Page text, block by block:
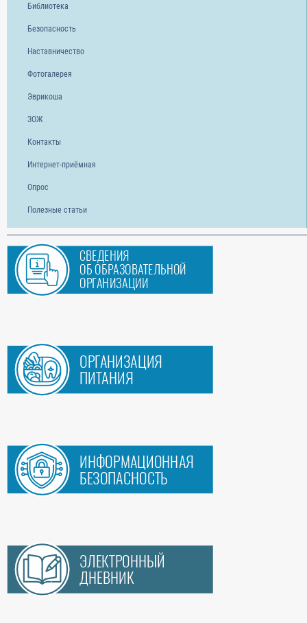
Библиотека
Безопасность
Наставничество
Фотогалерея
Эврикоша
ЗОЖ
Контакты
Интернет-приёмная
Опрос
Полезные статьи